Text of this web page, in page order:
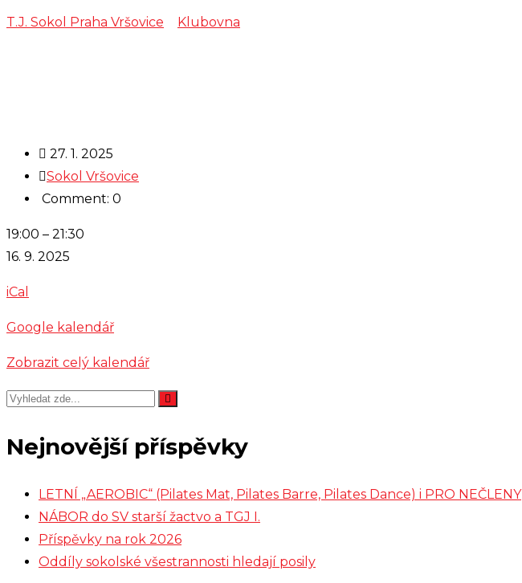
T.J. Sokol Praha Vršovice Klubovna
27. 1. 2025
Sokol Vršovice
Comment: 0
zkouška
-
muzika
Kyčera
19:00 – 21:30
16. 9. 2025
iCal
Google kalendář
Zobrazit celý kalendář
Nejnovější příspěvky
LETNÍ „AEROBIC“ (Pilates Mat, Pilates Barre, Pilates Dance) i PRO NEČLENY
NÁBOR do SV starší žactvo a TGJ I.
Příspěvky na rok 2026
Oddíly sokolské všestrannosti hledají posily